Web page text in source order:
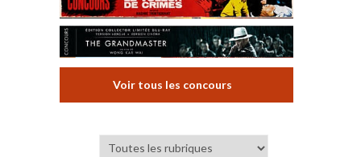
Voir tous les concours